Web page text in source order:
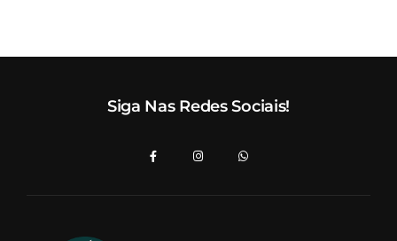
Siga Nas Redes Sociais!